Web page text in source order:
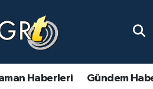
Haberleri Gündem